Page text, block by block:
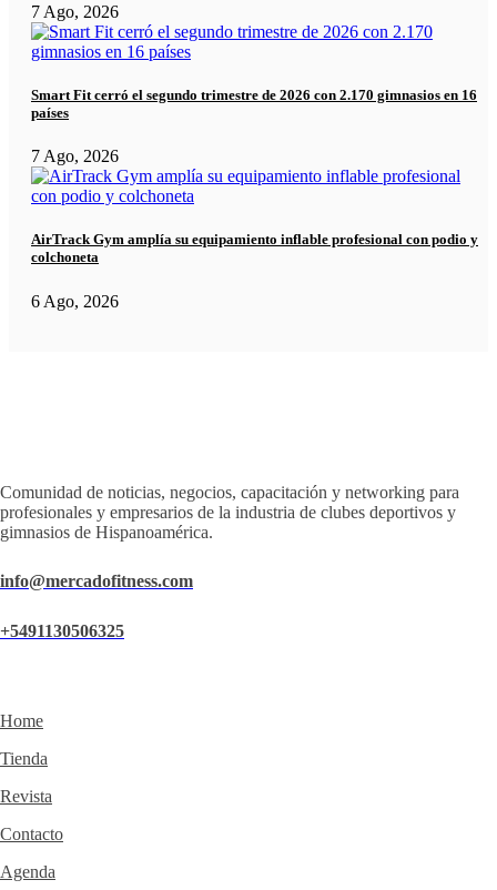
7 Ago, 2026
Smart Fit cerró el segundo trimestre de 2026 con 2.170 gimnasios en 16
países
7 Ago, 2026
AirTrack Gym amplía su equipamiento inflable profesional con podio y
colchoneta
6 Ago, 2026
Comunidad de noticias, negocios, capacitación y networking para
profesionales y empresarios de la industria de clubes deportivos y
gimnasios de Hispanoamérica.
info@mercadofitness.com
+5491130506325
Home
Tienda
Revista
Contacto
Agenda